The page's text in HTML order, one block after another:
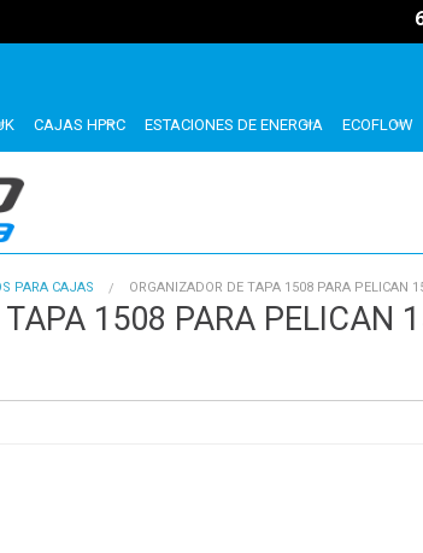
CAJAS HPRC ESTACIONES DE ENERGIA ECOFLOW
PARA CAJAS ORGANIZADOR DE TAPA 1508 PARA PELICAN
TAPA 1508 PARA PELICAN